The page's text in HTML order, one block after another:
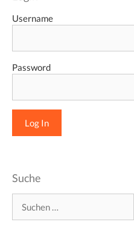
Username
Password
Suche
nach: